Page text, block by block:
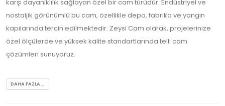
karşı dayanıklılık sağlayan özel bir cam türüdür. Endüstriyel ve
nostaljik görünümlü bu cam, özellikle depo, fabrika ve yangın
kapılarında tercih edilmektedir. Zeysi Cam olarak, projelerinize
özel ölçülerde ve yüksek kalite standartlarında telli cam
çözümleri sunuyoruz.
DAHA FAZLA...